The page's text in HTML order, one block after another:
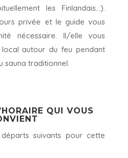
les Finlandais…).
privée et le guide vous
nécessaire. Il/elle vous
autour du feu pendant
sauna traditionnel.
QUI VOUS
suivants pour cette